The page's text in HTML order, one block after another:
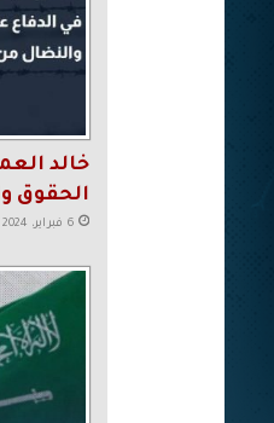
خالد
الحقوق
6 فبراير، 2024